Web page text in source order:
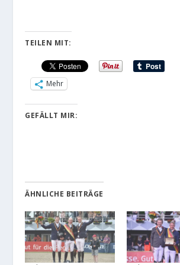
TEILEN MIT:
Mehr
GEFÄLLT MIR:
ÄHNLICHE BEITRÄGE